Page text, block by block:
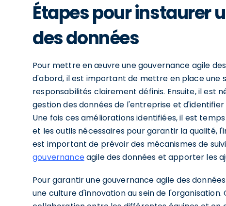
Étapes pour instaurer
des données
Pour mettre en œuvre une gouvernance agile
d'abord, il est important de mettre en place une
responsabilités clairement définis. Ensuite, il est
gestion des données de l'entreprise et
Une fois ces améliorations identifiées, il est
et les outils nécessaires pour garantir la qualité,
est important de prévoir des mécanismes de
gouvernanceagile des données et apporter les
Pour garantir une gouvernance agile des
une culture d'innovation au sein de